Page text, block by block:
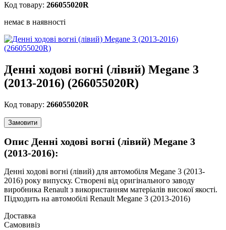
Код товару: 266055020R
немає в наявності
Денні ходові вогні (лівий) Megane 3
(2013-2016) (266055020R)
Код товару: 266055020R
Замовити
Опис Денні ходові вогні (лівий) Megane 3
(2013-2016):
Денні ходові вогні (лівий) для автомобіля Megane 3 (2013-
2016) року випуску. Створені від оригінального заводу
виробника Renault з використанням матеріалів високої якості.
Підходить на автомобілі Renault Megane 3 (2013-2016)
Доставка
Самовивіз